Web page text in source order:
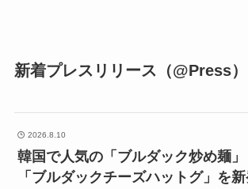
新着プレスリリース（@Press）
2026.8.10
韓国で人気の「ブルダック炒め麺
「ブルダックチーズハットグ」を